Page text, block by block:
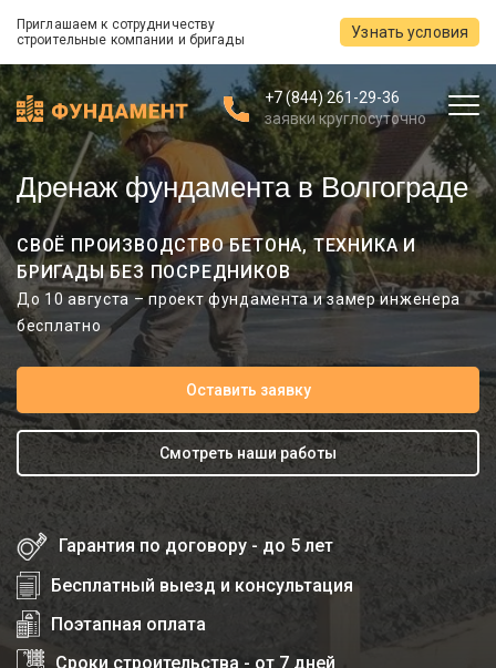
Приглашаем к сотрудничеству
строительные компании и бригады
Узнать условия
+7 (844) 261-29-36
заявки круглосуточно
Дренаж фундамента в Волгограде
СВОЁ ПРОИЗВОДСТВО БЕТОНА, ТЕХНИКА И
БРИГАДЫ БЕЗ ПОСРЕДНИКОВ
До 10 августа – проект фундамента и замер инженера
бесплатно
Оставить заявку
Смотреть наши работы
Гарантия по договору - до 5 лет
Бесплатный выезд и консультация
Поэтапная оплата
Сроки строительства - от 7 дней